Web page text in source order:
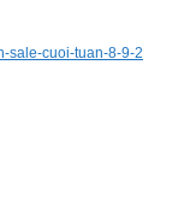
sale-cuoi-tuan-8-9-2